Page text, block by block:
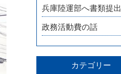
兵庫陸運部へ書類提出
政務活動費の話
カテゴリー